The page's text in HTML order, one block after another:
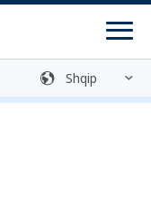
Kontaktoni